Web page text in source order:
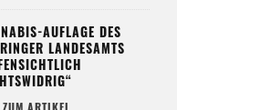
AUFLAGE DES
LANDESAMTS
ZUM ARTIKEL